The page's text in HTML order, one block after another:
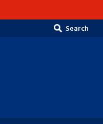
Search